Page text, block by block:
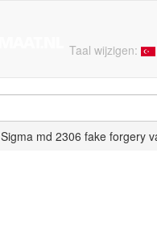
Taal wijzigen:
Sigma md 2306 fake forgery